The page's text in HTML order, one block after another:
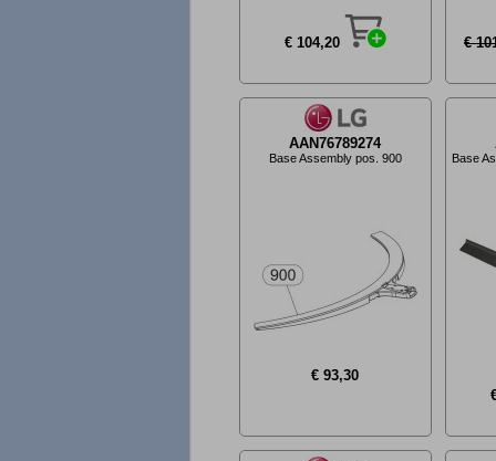
€ 104,20 €
AAN76789274
Base Assembly pos. 900
€ 93,30
Base